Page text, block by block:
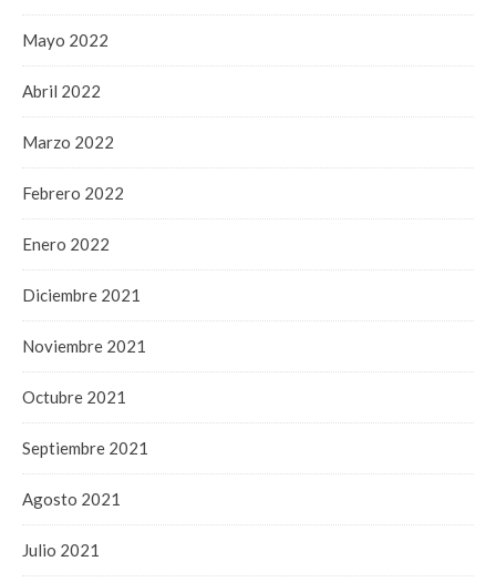
Mayo 2022
Abril 2022
Marzo 2022
Febrero 2022
Enero 2022
Diciembre 2021
Noviembre 2021
Octubre 2021
Septiembre 2021
Agosto 2021
Julio 2021